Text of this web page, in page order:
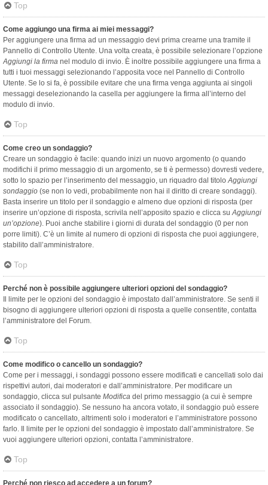
Top
Come aggiungo una firma ai miei messaggi?
Per aggiungere una firma ad un messaggio devi prima crearne una tramite il
Pannello di Controllo Utente. Una volta creata, è possibile selezionare l’opzione
Aggiungi la firma nel modulo di invio. È inoltre possibile aggiungere una firma a
tutti i tuoi messaggi selezionando l’apposita voce nel Pannello di Controllo
Utente. Se lo si fa, è possibile evitare che una firma venga aggiunta ai singoli
messaggi deselezionando la casella per aggiungere la firma all’interno del
modulo di invio.
Top
Come creo un sondaggio?
Creare un sondaggio è facile: quando inizi un nuovo argomento (o quando
modifichi il primo messaggio di un argomento, se ti è permesso) dovresti vedere,
sotto lo spazio per l’inserimento del messaggio, un riquadro dal titoloAggiungi
sondaggio (se non lo vedi, probabilmente non hai il diritto di creare sondaggi).
Basta inserire un titolo per il sondaggio e almeno due opzioni di risposta (per
inserire un’opzione di risposta, scrivila nell’apposito spazio e clicca suAggiungi
un’opzione). Puoi anche stabilire i giorni di durata del sondaggio (0 per non
porre limiti). C’è un limite al numero di opzioni di risposta che puoi aggiungere,
stabilito dall’amministratore.
Top
Perché non è possibile aggiungere ulteriori opzioni del sondaggio?
Il limite per le opzioni del sondaggio è impostato dall’amministratore. Se senti il
bisogno di aggiungere ulteriori opzioni di risposta a quelle consentite, contatta
l’amministratore del Forum.
Top
Come modifico o cancello un sondaggio?
Come per i messaggi, i sondaggi possono essere modificati e cancellati solo dai
rispettivi autori, dai moderatori e dall’amministratore. Per modificare un
sondaggio, clicca sul pulsante Modifica del primo messaggio (a cui è sempre
associato il sondaggio). Se nessuno ha ancora votato, il sondaggio può essere
modificato o cancellato, altrimenti solo i moderatori e l’amministratore possono
farlo. Il limite per le opzioni del sondaggio è impostato dall’amministratore. Se
vuoi aggiungere ulteriori opzioni, contatta l’amministratore.
Top
Perché non riesco ad accedere a un forum?